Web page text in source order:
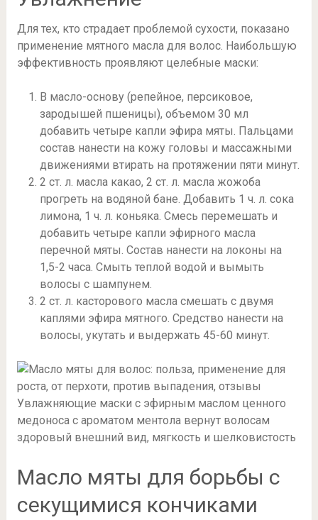
Для тех, кто страдает проблемой сухости, показано
применение мятного масла для волос. Наибольшую
эффективность проявляют целебные маски:
В масло-основу (репейное, персиковое,
зародышей пшеницы), объемом 30 мл
добавить четыре капли эфира мяты. Пальцами
состав нанести на кожу головы и массажными
движениями втирать на протяжении пяти минут.
2 ст. л. масла какао, 2 ст. л. масла жожоба
прогреть на водяной бане. Добавить 1 ч. л. сока
лимона, 1 ч. л. коньяка. Смесь перемешать и
добавить четыре капли эфирного масла
перечной мяты. Состав нанести на локоны на
1,5-2 часа. Смыть теплой водой и вымыть
волосы с шампунем.
2 ст. л. касторового масла смешать с двумя
каплями эфира мятного. Средство нанести на
волосы, укутать и выдержать 45-60 минут.
Увлажняющие маски с эфирным маслом ценного
медоноса с ароматом ментола вернут волосам
здоровый внешний вид, мягкость и шелковистость
Масло мяты для борьбы с
секущимися кончиками